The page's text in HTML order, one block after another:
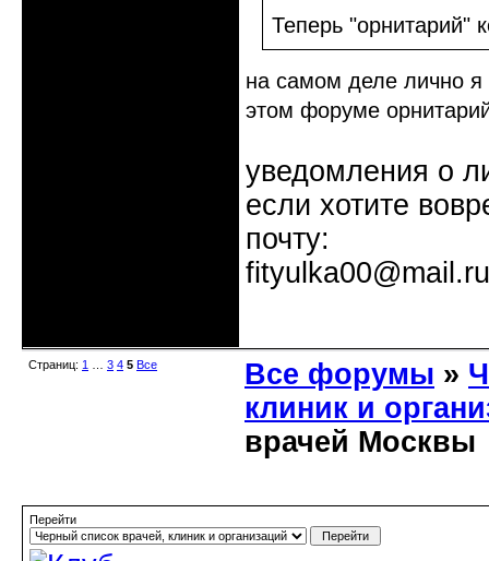
Теперь "орнитарий"
на самом деле лично я
этом форуме
уведомления о
если хотите
почту:
fityulka00@mail.ru
Страниц: 1 3 4 5 Все Все форумы »
клиник и
врачей Москвы
Перейти